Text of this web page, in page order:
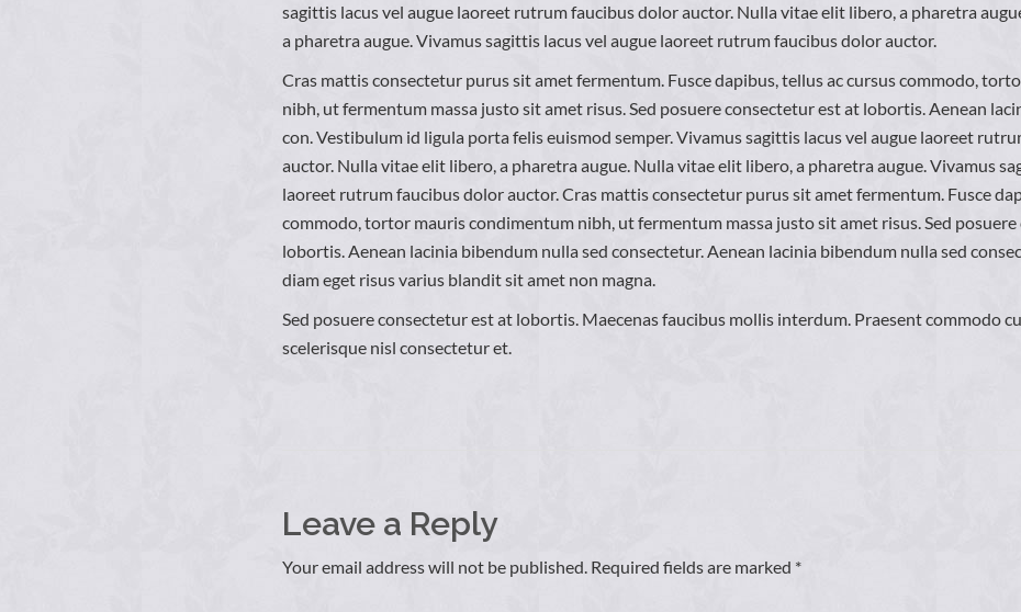
sagittis lacus vel augue laoreet rutrum faucibus dolor auctor. Nulla vitae elit libero, a pharetra
a pharetra augue. Vivamus sagittis lacus vel augue laoreet rutrum faucibus dolor auctor.
Cras mattis consectetur purus sit amet fermentum. Fusce dapibus, tellus ac cursus commodo,
nibh, ut fermentum massa justo sit amet risus. Sed posuere consectetur est at lobortis. Aenean
con. Vestibulum id ligula porta felis euismod semper. Vivamus sagittis lacus vel augue laoreet
auctor. Nulla vitae elit libero, a pharetra augue. Nulla vitae elit libero, a pharetra augue. Vivamus
laoreet rutrum faucibus dolor auctor. Cras mattis consectetur purus sit amet fermentum. Fusce
commodo, tortor mauris condimentum nibh, ut fermentum massa justo sit amet risus. Sed
lobortis. Aenean lacinia bibendum nulla sed consectetur. Aenean lacinia bibendum nulla sed
diam eget risus varius blandit sit amet non magna.
Sed posuere consectetur est at lobortis. Maecenas faucibus mollis interdum. Praesent commodo
scelerisque nisl consectetur et.
Leave a Reply
Your email address will not be published. Required fields are marked *